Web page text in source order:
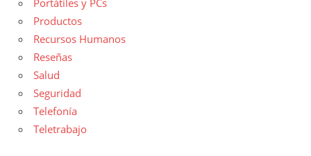
Productos
Recursos Humanos
Reseñas
Salud
Seguridad
Telefonía
Teletrabajo